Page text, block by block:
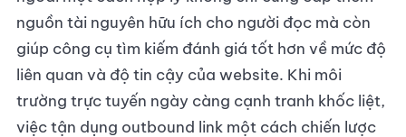
nguồn tài nguyên hữu ích cho người đọc mà còn
giúp công cụ tìm kiếm đánh giá tốt hơn về mức độ
liên quan và độ tin cậy của website. Khi môi
trường trực tuyến ngày càng cạnh tranh khốc liệt,
việc tận dụng outbound link một cách chiến lược